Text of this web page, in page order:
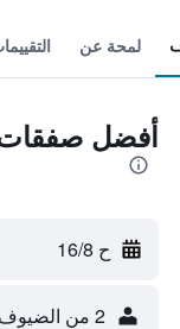
لمحة عن
أفضل صفقات
ح 16/8
2 من الضيوف، غرفة واحدة